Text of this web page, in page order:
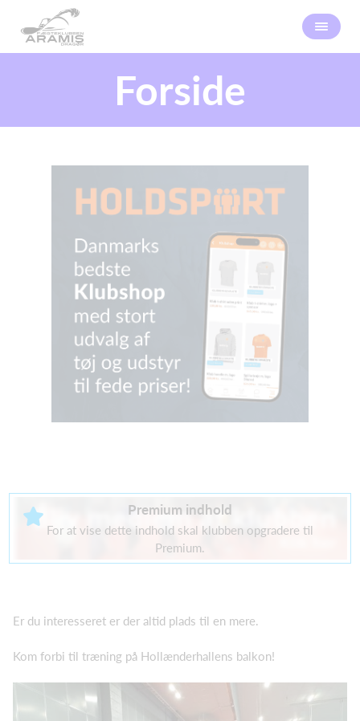
Forside
Premium indhold
For at vise dette indhold skal klubben opgradere til
Premium.
Er du interesseret er der altid plads til en mere.
Kom forbi til træning på Hollænderhallens balkon!